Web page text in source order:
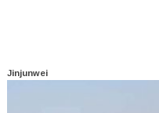
Jinjunwei